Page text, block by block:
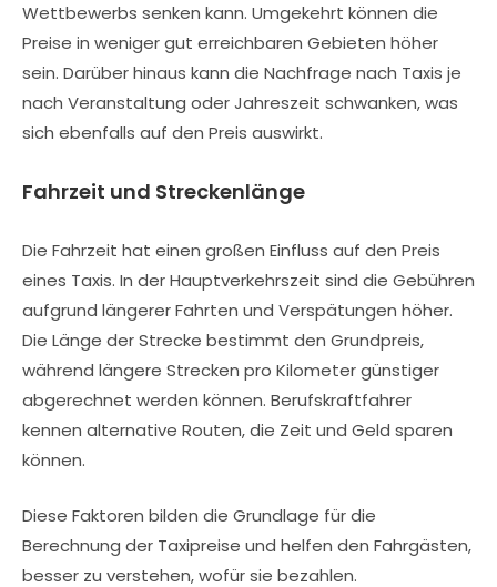
Wettbewerbs senken kann. Umgekehrt können die
Preise in weniger gut erreichbaren Gebieten höher
sein. Darüber hinaus kann die Nachfrage nach Taxis je
nach Veranstaltung oder Jahreszeit schwanken, was
sich ebenfalls auf den Preis auswirkt.
Fahrzeit und Streckenlänge
Die Fahrzeit hat einen großen Einfluss auf den Preis
eines Taxis. In der Hauptverkehrszeit sind die Gebühren
aufgrund längerer Fahrten und Verspätungen höher.
Die Länge der Strecke bestimmt den Grundpreis,
während längere Strecken pro Kilometer günstiger
abgerechnet werden können. Berufskraftfahrer
kennen alternative Routen, die Zeit und Geld sparen
können.
Diese Faktoren bilden die Grundlage für die
Berechnung der Taxipreise und helfen den Fahrgästen,
besser zu verstehen, wofür sie bezahlen.